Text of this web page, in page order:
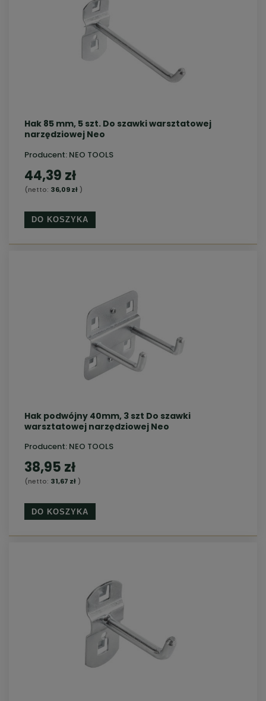
Hak 85 mm, 5 szt. Do szawki warsztatowej
narzędziowej Neo
Producent: NEO TOOLS
44,39 zł
(netto: 36,09 zł)
DO KOSZYKA
Hak podwójny 40mm, 3 szt Do szawki
warsztatowej narzędziowej Neo
Producent: NEO TOOLS
38,95 zł
(netto: 31,67 zł)
DO KOSZYKA